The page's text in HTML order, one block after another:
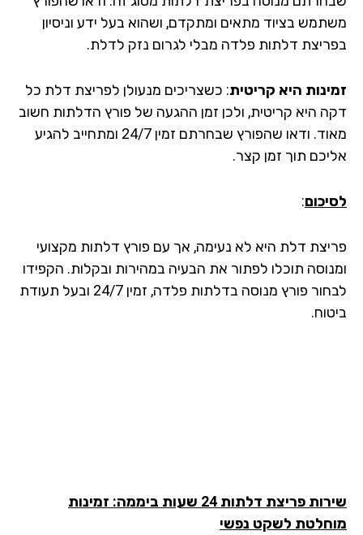
משתמש בציוד מתאים ומתקדם, ושהוא בעל ידע וניסיון
בפריצת דלתות פלדה מבלי לגרום נזק לדלת.
זמינות היא קריטית: כשצריכים מנעולן לפריצת דלת כל
דקה היא קריטית, ולכן זמן ההגעה של פורץ הדלתות חשוב
מאוד. ודאו שהפורץ שבחרתם זמין 24/7 ומתחייב להגיע
אליכם תוך זמן קצר.
לסיכום:
פריצת דלת היא לא נעימה, אך עם פורץ דלתות מקצועי
ומנוסה תוכלו לפתור את הבעיה במהירות ובקלות. הקפידו
לבחור פורץ מנוסה בדלתות פלדה, זמין 24/7 ובעל תעודת
ביטוח.
שירות פריצת דלתות 24 שעות ביממה: זמינות
מוחלטת לשקט נפשי